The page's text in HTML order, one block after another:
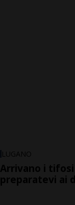
LUGANO
Arrivano i
preparatevi ai